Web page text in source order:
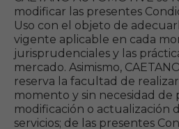
modificar las presentes
Uso con el objeto de
vigente aplicable en cada
jurisprudenciales y las
mercado. Asimismo,
reserva la facultad de
momento y sin necesidad de
modificación o actualización
servicios; de las presentes